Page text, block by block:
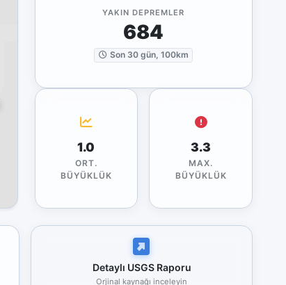
YAKIN DEPREMLER
684
Son 30 gün, 100km
1.0
ORT.
BÜYÜKLÜK
3.3
MAX.
BÜYÜKLÜK
Detaylı USGS Raporu
Orjinal kaynağı inceleyin